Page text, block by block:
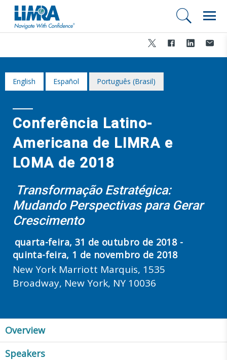
English Español Português (Brasil)
Conferência Latino-
Americana de LIMRA e
LOMA de 2018
Transformação Estratégica:
Mudando Perspectivas para Gerar
Crescimento
quarta-feira, 31 de outubro de 2018 -
quinta-feira, 1 de novembro de 2018
New York Marriott Marquis, 1535
Broadway, New York, NY 10036
Overview
Speakers